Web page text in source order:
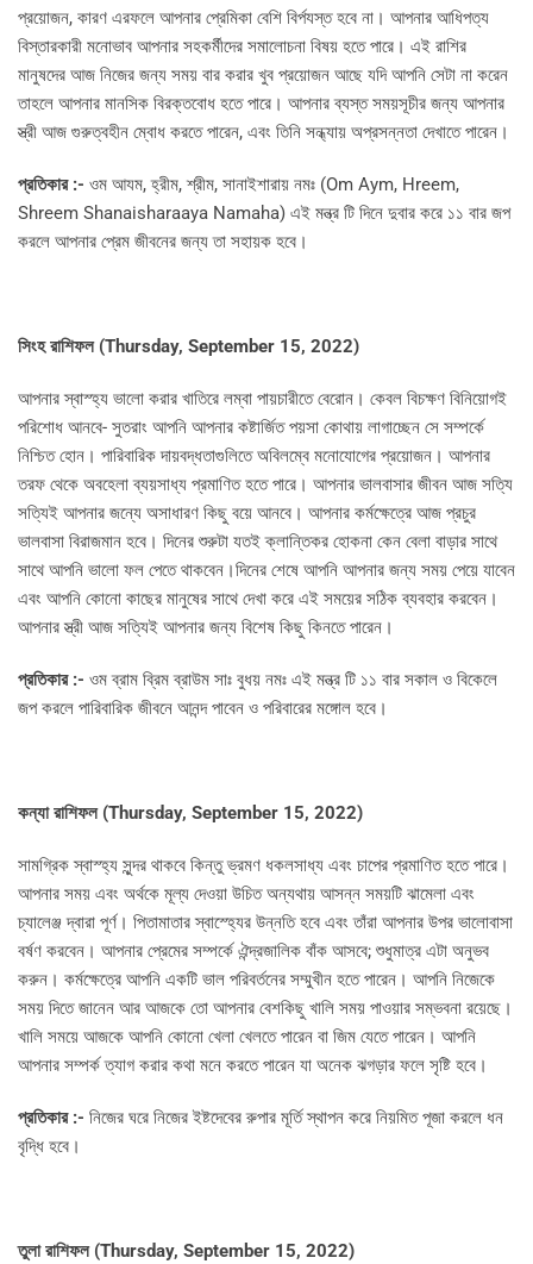
প্রয়োজন, কারণ এরফলে আপনার প্রেমিকা বেশি বির্পযস্ত হবে না। আপনার আধিপত্য
বিস্তারকারী মনোভাব আপনার সহকর্মীদের সমালোচনা বিষয় হতে পারে। এই রাশির
মানুষদের আজ নিজের জন্য সময় বার করার খুব প্রয়োজন আছে যদি আপনি সেটা না করেন
তাহলে আপনার মানসিক বিরক্তবোধ হতে পারে। আপনার ব্যস্ত সময়সূচীর জন্য আপনার
স্ত্রী আজ গুরুত্বহীন ম্বোধ করতে পারেন, এবং তিনি সন্ধ্যায় অপ্রসন্নতা দেখাতে পারেন।
প্রতিকার :- ওম আযম, হ্রীম, শ্রীম, সানাইশারায় নমঃ (Om Aym, Hreem,
Shreem Shanaisharaaya Namaha) এই মন্ত্র টি দিনে দুবার করে ১১ বার জপ
করলে আপনার প্রেম জীবনের জন্য তা সহায়ক হবে।
সিংহ রাশিফল (Thursday, September 15, 2022)
আপনার স্বাস্হ্য ভালো করার খাতিরে লম্বা পায়চারীতে বেরোন। কেবল বিচক্ষণ বিনিয়োগই
পরিশোধ আনবে- সুতরাং আপনি আপনার কষ্টার্জিত পয়সা কোথায় লাগাচ্ছেন সে সম্পর্কে
নিশ্চিত হোন। পারিবারিক দায়বদ্ধতাগুলিতে অবিলম্বে মনোযোগের প্রয়োজন। আপনার
তরফ থেকে অবহেলা ব্যয়সাধ্য প্রমাণিত হতে পারে। আপনার ভালবাসার জীবন আজ সত্যি
সত্যিই আপনার জন্যে অসাধারণ কিছু বয়ে আনবে। আপনার কর্মক্ষেত্রে আজ প্রচুর
ভালবাসা বিরাজমান হবে। দিনের শুরুটা যতই ক্লান্তিকর হোকনা কেন বেলা বাড়ার সাথে
সাথে আপনি ভালো ফল পেতে থাকবেন।দিনের শেষে আপনি আপনার জন্য সময় পেয়ে যাবেন
এবং আপনি কোনো কাছের মানুষের সাথে দেখা করে এই সময়ের সঠিক ব্যবহার করবেন।
আপনার স্ত্রী আজ সত্যিই আপনার জন্য বিশেষ কিছু কিনতে পারেন।
প্রতিকার :- ওম ব্রাম ব্রিম ব্রাউম সাঃ বুধয় নমঃ এই মন্ত্র টি ১১ বার সকাল ও বিকেলে
জপ করলে পারিবারিক জীবনে আনন্দ পাবেন ও পরিবারের মঙ্গোল হবে।
কন্যা রাশিফল (Thursday, September 15, 2022)
সামগ্রিক স্বাস্হ্য সুন্দর থাকবে কিন্তু ভ্রমণ ধকলসাধ্য এবং চাপের প্রমাণিত হতে পারে।
আপনার সময় এবং অর্থকে মূল্য দেওয়া উচিত অন্যথায় আসন্ন সময়টি ঝামেলা এবং
চ্যালেঞ্জ দ্বারা পূর্ণ। পিতামাতার স্বাস্হ্যের উন্নতি হবে এবং তাঁরা আপনার উপর ভালোবাসা
বর্ষণ করবেন। আপনার প্রেমের সম্পর্কে ঐন্দ্রজালিক বাঁক আসবে; শুধুমাত্র এটা অনুভব
করুন। কর্মক্ষেত্রে আপনি একটি ভাল পরিবর্তনের সম্মুখীন হতে পারেন। আপনি নিজেকে
সময় দিতে জানেন আর আজকে তো আপনার বেশকিছু খালি সময় পাওয়ার সম্ভবনা রয়েছে।
খালি সময়ে আজকে আপনি কোনো খেলা খেলতে পারেন বা জিম যেতে পারেন। আপনি
আপনার সম্পর্ক ত্যাগ করার কথা মনে করতে পারেন যা অনেক ঝগড়ার ফলে সৃষ্টি হবে।
প্রতিকার :- নিজের ঘরে নিজের ইষ্টদেবের রুপার মূর্তি স্থাপন করে নিয়মিত পূজা করলে ধন
বৃদ্ধি হবে।
তুলা রাশিফল (Thursday, September 15, 2022)